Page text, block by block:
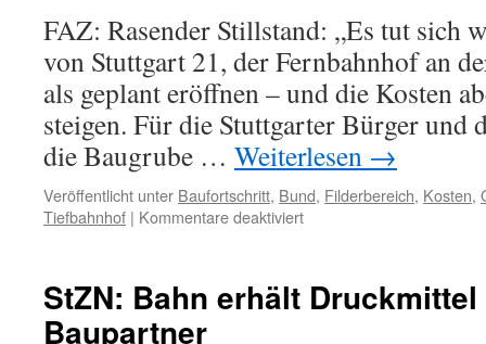
FAZ: Rasender Stillstand: „Es tut sich
von Stuttgart 21, der Fernbahnhof an
als geplant eröffnen – und die Kosten
steigen. Für die Stuttgarter Bürger und
die Baugrube … Weiterlesen →
Veröffentlicht unter Baufortschritt, Bund, Filderbereich, Kosten,
Tiefbahnhof | Kommentare deaktiviert
StZN: Bahn erhält
Baupartner